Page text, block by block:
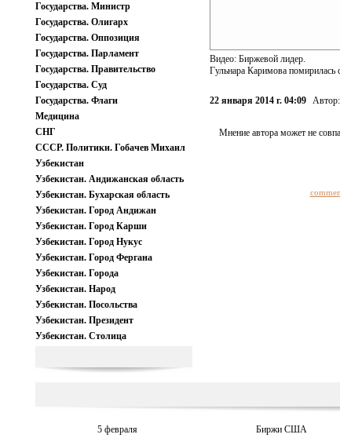
Государства. Министр
Государства. Олигарх
Государства. Оппозиция
Государства. Парламент
Государства. Правительство
Государства. Суд
Государства. Флаги
Медицина
СНГ
СССР. Политики. Гобачев Михаил
Узбекистан
Узбекистан. Андижанская область
Узбекистан. Бухарская область
Узбекистан. Город Андижан
Узбекистан. Город Карши
Узбекистан. Город Нукус
Узбекистан. Город Фергана
Узбекистан. Города
Узбекистан. Народ
Узбекистан. Посольства
Узбекистан. Президент
Узбекистан. Столица
Видео: Биржевой лидер.
Гульнара Каримова помирилась
22 января 2014 г. 04:09 Автор:
Мнение автора может не
5 февраля Биржи США